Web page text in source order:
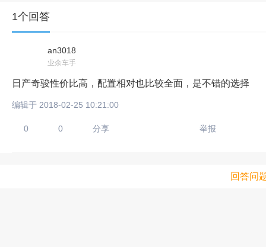
1个回答
an3018
业余车手
日产奇骏性价比高，配置相对也比较全面，是不错的选择
编辑于 2018-02-25 10:21:00
0 0 分享 举报
回答问